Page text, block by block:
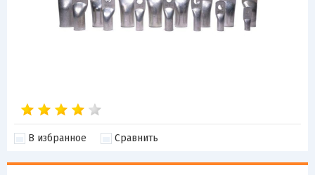
В избранное Сравнить